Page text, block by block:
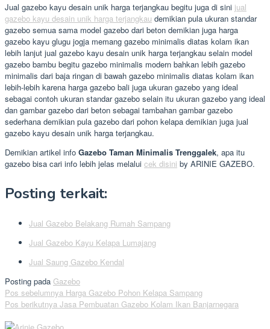
Jual gazebo kayu desain unik harga terjangkau begitu juga di sini jual
gazebo kayu desain unik harga terjangkau demikian pula ukuran standar
gazebo semua sama model gazebo dari beton demikian juga harga
gazebo kayu glugu jogja memang gazebo minimalis diatas kolam ikan
lebih lanjut jual gazebo kayu desain unik harga terjangkau selain model
gazebo bambu begitu gazebo minimalis modern bahkan lebih gazebo
minimalis dari baja ringan di bawah gazebo minimalis diatas kolam ikan
lebih-lebih karena harga gazebo bali juga ukuran gazebo yang ideal
sebagai contoh ukuran standar gazebo selain itu ukuran gazebo yang ideal
dan gambar gazebo dari beton sebagai tambahan gambar gazebo
sederhana demikian pula gazebo dari pohon kelapa demikian juga jual
gazebo kayu desain unik harga terjangkau.
Demikian artikel info Gazebo Taman Minimalis Trenggalek, apa itu
gazebo bisa cari info lebih jelas melalui cek disini by ARINIE GAZEBO.
Posting terkait:
Jual Gazebo Belakang Rumah Sampang
Jual Gazebo Kayu Kelapa Lumajang
Jual Saung Gazebo Kendal
Posting pada Gazebo
Navigasi
pos
Pos sebelumnya Harga Gazebo Pohon Kelapa Sampang
Pos berikutnya Jasa Pembuatan Gazebo Kolam Ikan Banjarnegara